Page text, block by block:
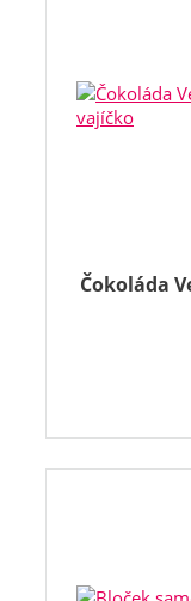
Čokoláda